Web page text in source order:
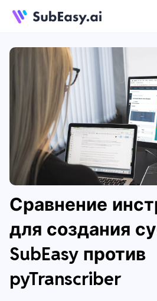
Сравнение
для создания
SubEasy против
pyTranscriber